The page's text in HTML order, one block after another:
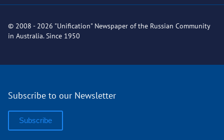
© 2008 - 2026 "Unification" Newspaper of the Russian Community
in Australia. Since 1950
Subscribe to our Newsletter
Subscribe